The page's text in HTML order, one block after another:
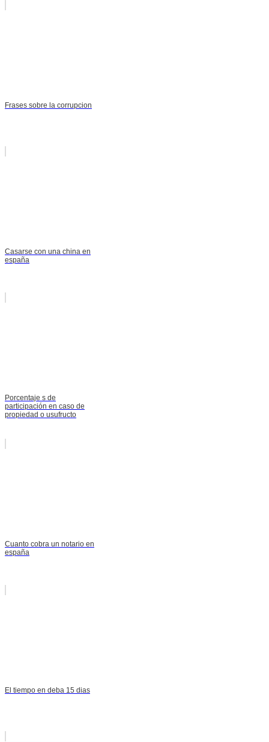
Frases sobre la corrupcion
Casarse con una china en
españa
Porcentaje s de
participación en caso de
propiedad o usufructo
Cuanto cobra un notario en
españa
El tiempo en deba 15 dias